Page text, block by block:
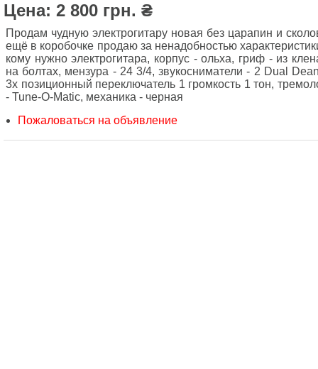
Цена: 2 800 грн. ₴
Продам чудную электрогитару новая без царапин и
ещё в коробочке продаю за ненадобностью
кому нужно электрогитара, корпус - ольха, гриф - из
на болтах, мензура - 24 3/4, звукосниматели - 2 Dual
3х позиционный переключатель 1 громкость 1 тон,
- Tune-O-Matic, механика - черная
Пожаловаться на объявление